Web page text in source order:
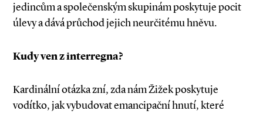
jedincům a společenským skupinám poskytuje pocit
úlevy a dává průchod jejich neurčitému hněvu.
Kudy ven z interregna?
Kardinální otázka zní, zda nám Žižek poskytuje
vodítko, jak vybudovat emancipační hnutí, které